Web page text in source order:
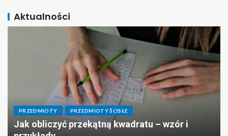
Aktualności
PRZEDMIOTY PRZEDMIOTY ŚCISŁE
Jak obliczyć przekątną kwadratu – wzór i